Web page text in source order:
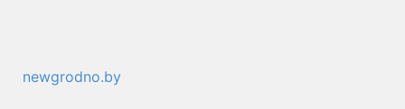
newgrodno.by